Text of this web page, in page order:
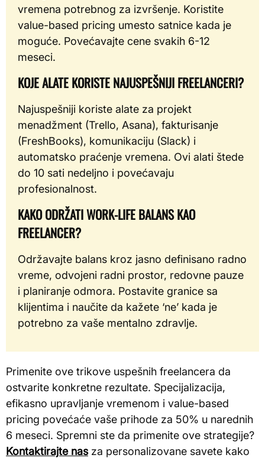
vremena potrebnog za izvršenje. Koristite
value-based pricing umesto satnice kada je
moguće. Povećavajte cene svakih 6-12
meseci.
KOJE ALATE KORISTE NAJUSPEŠNIJI FREELANCERI?
Najuspešniji koriste alate za projekt
menadžment (Trello, Asana), fakturisanje
(FreshBooks), komunikaciju (Slack) i
automatsko praćenje vremena. Ovi alati štede
do 10 sati nedeljno i povećavaju
profesionalnost.
KAKO ODRŽATI WORK-LIFE BALANS KAO
FREELANCER?
Održavajte balans kroz jasno definisano radno
vreme, odvojeni radni prostor, redovne pauze
i planiranje odmora. Postavite granice sa
klijentima i naučite da kažete ‘ne’ kada je
potrebno za vaše mentalno zdravlje.
Primenite ove trikove uspešnih freelancera da
ostvarite konkretne rezultate. Specijalizacija,
efikasno upravljanje vremenom i value-based
pricing povećaće vaše prihode za 50% u narednih
6 meseci. Spremni ste da primenite ove strategije?
Kontaktirajte nasza personalizovane savete kako